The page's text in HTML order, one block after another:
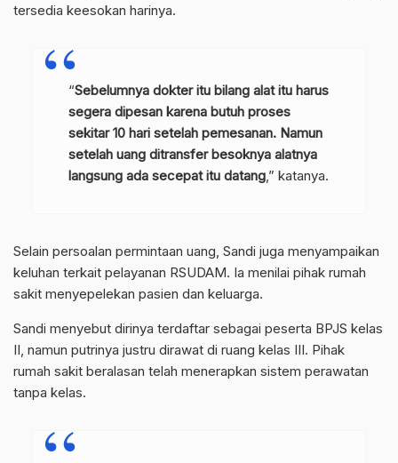
tersedia keesokan harinya.
“Sebelumnya dokter itu bilang alat itu harus
segera dipesan karena butuh proses
sekitar 10 hari setelah pemesanan. Namun
setelah uang ditransfer besoknya alatnya
langsung ada secepat itu datang,” katanya.
Selain persoalan permintaan uang, Sandi juga menyampaikan
keluhan terkait pelayanan RSUDAM. Ia menilai pihak rumah
sakit menyepelekan pasien dan keluarga.
Sandi menyebut dirinya terdaftar sebagai peserta BPJS kelas
II, namun putrinya justru dirawat di ruang kelas III. Pihak
rumah sakit beralasan telah menerapkan sistem perawatan
tanpa kelas.